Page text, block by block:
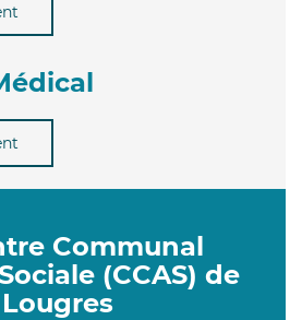
Communal
(CCAS) de
Lougres